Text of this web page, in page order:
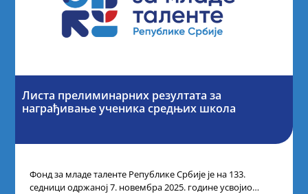
Листа прелиминарних резултата за
награђивање ученика средњих школа
Фонд за младе таленте Републике Србије је на 133.
седници одржаној 7. новембра 2025. године усвојио